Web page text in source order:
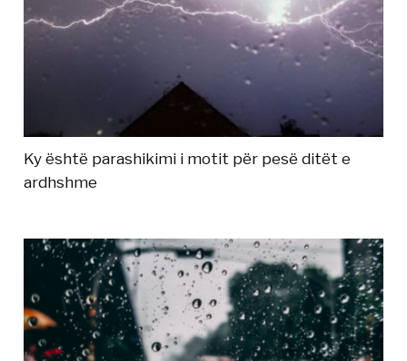
Ky është parashikimi i motit për pesë ditët e
ardhshme